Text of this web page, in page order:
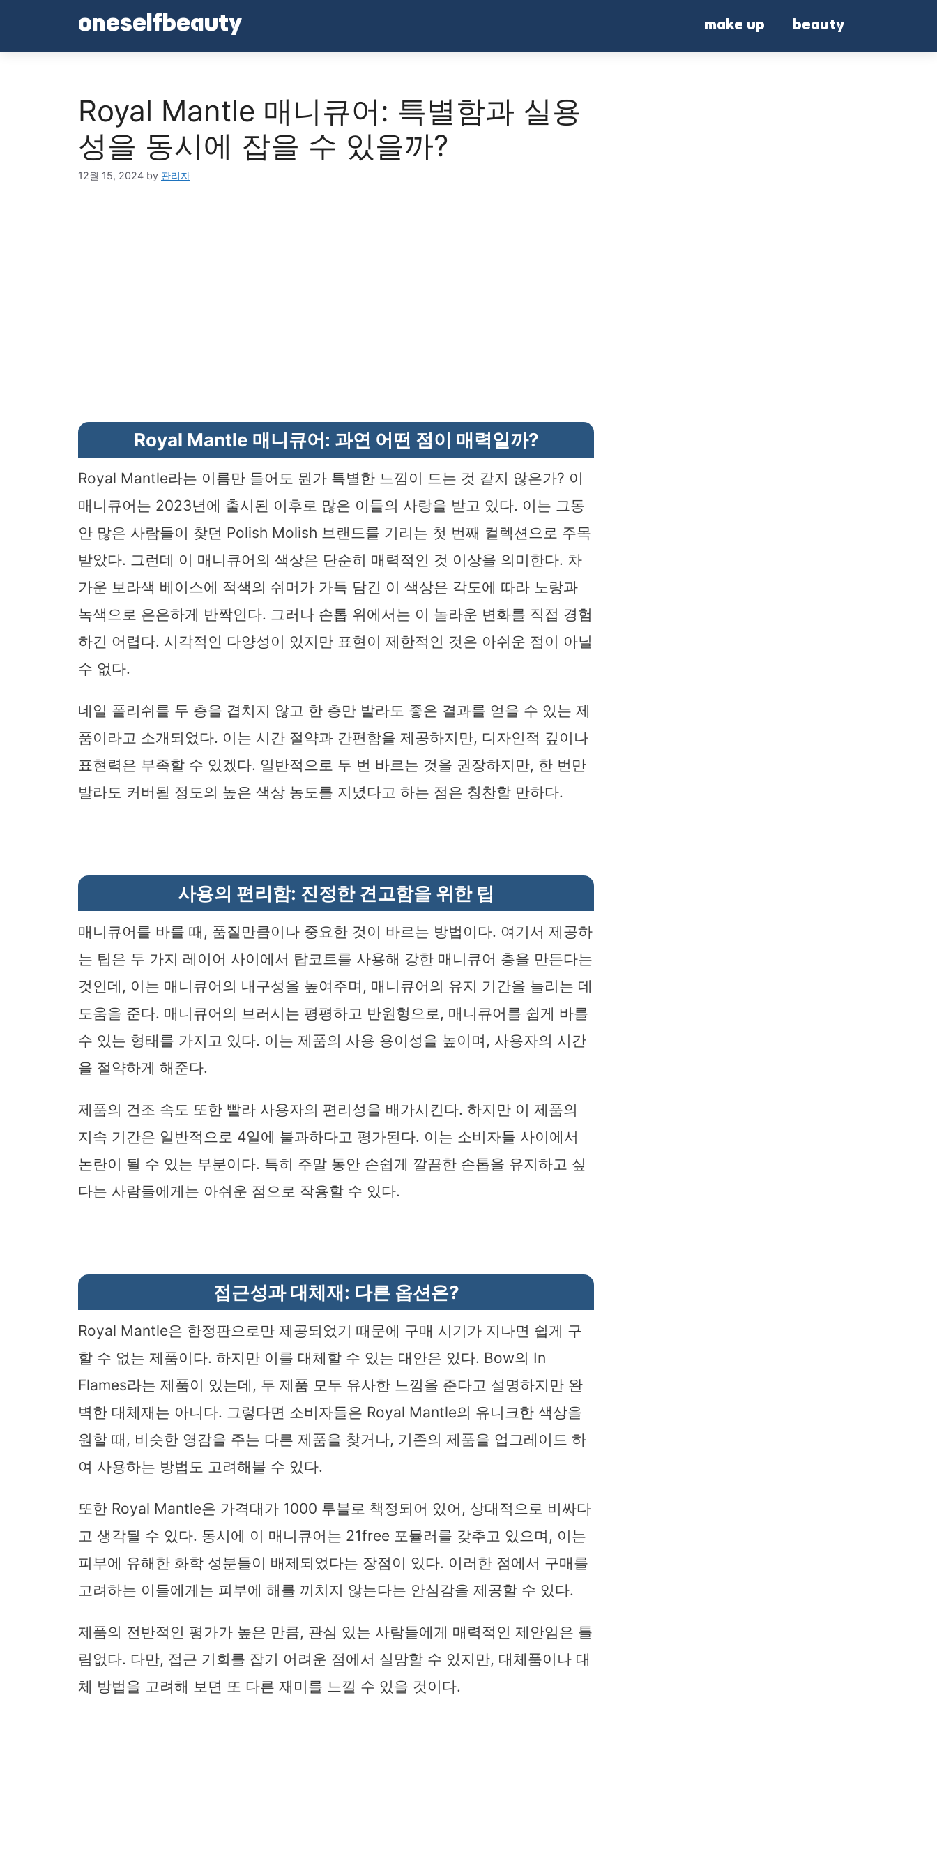
oneselfbeauty make up beauty
Royal Mantle 매니큐어: 특별함과 실용
성을 동시에 잡을 수 있을까?
12월 15, 2024 by 관리자
Royal Mantle 매니큐어: 과연 어떤 점이 매력일까?
Royal Mantle라는 이름만 들어도 뭔가 특별한 느낌이 드는 것 같지 않은가? 이
매니큐어는 2023년에 출시된 이후로 많은 이들의 사랑을 받고 있다. 이는 그동
안 많은 사람들이 찾던 Polish Molish 브랜드를 기리는 첫 번째 컬렉션으로 주목
받았다. 그런데 이 매니큐어의 색상은 단순히 매력적인 것 이상을 의미한다. 차
가운 보라색 베이스에 적색의 쉬머가 가득 담긴 이 색상은 각도에 따라 노랑과
녹색으로 은은하게 반짝인다. 그러나 손톱 위에서는 이 놀라운 변화를 직접 경험
하긴 어렵다. 시각적인 다양성이 있지만 표현이 제한적인 것은 아쉬운 점이 아닐
수 없다.
네일 폴리쉬를 두 층을 겹치지 않고 한 층만 발라도 좋은 결과를 얻을 수 있는 제
품이라고 소개되었다. 이는 시간 절약과 간편함을 제공하지만, 디자인적 깊이나
표현력은 부족할 수 있겠다. 일반적으로 두 번 바르는 것을 권장하지만, 한 번만
발라도 커버될 정도의 높은 색상 농도를 지녔다고 하는 점은 칭찬할 만하다.
사용의 편리함: 진정한 견고함을 위한 팁
매니큐어를 바를 때, 품질만큼이나 중요한 것이 바르는 방법이다. 여기서 제공하
는 팁은 두 가지 레이어 사이에서 탑코트를 사용해 강한 매니큐어 층을 만든다는
것인데, 이는 매니큐어의 내구성을 높여주며, 매니큐어의 유지 기간을 늘리는 데
도움을 준다. 매니큐어의 브러시는 평평하고 반원형으로, 매니큐어를 쉽게 바를
수 있는 형태를 가지고 있다. 이는 제품의 사용 용이성을 높이며, 사용자의 시간
을 절약하게 해준다.
제품의 건조 속도 또한 빨라 사용자의 편리성을 배가시킨다. 하지만 이 제품의
지속 기간은 일반적으로 4일에 불과하다고 평가된다. 이는 소비자들 사이에서
논란이 될 수 있는 부분이다. 특히 주말 동안 손쉽게 깔끔한 손톱을 유지하고 싶
다는 사람들에게는 아쉬운 점으로 작용할 수 있다.
접근성과 대체재: 다른 옵션은?
Royal Mantle은 한정판으로만 제공되었기 때문에 구매 시기가 지나면 쉽게 구
할 수 없는 제품이다. 하지만 이를 대체할 수 있는 대안은 있다. Bow의 In
Flames라는 제품이 있는데, 두 제품 모두 유사한 느낌을 준다고 설명하지만 완
벽한 대체재는 아니다. 그렇다면 소비자들은 Royal Mantle의 유니크한 색상을
원할 때, 비슷한 영감을 주는 다른 제품을 찾거나, 기존의 제품을 업그레이드 하
여 사용하는 방법도 고려해볼 수 있다.
또한 Royal Mantle은 가격대가 1000 루블로 책정되어 있어, 상대적으로 비싸다
고 생각될 수 있다. 동시에 이 매니큐어는 21free 포뮬러를 갖추고 있으며, 이는
피부에 유해한 화학 성분들이 배제되었다는 장점이 있다. 이러한 점에서 구매를
고려하는 이들에게는 피부에 해를 끼치지 않는다는 안심감을 제공할 수 있다.
제품의 전반적인 평가가 높은 만큼, 관심 있는 사람들에게 매력적인 제안임은 틀
림없다. 다만, 접근 기회를 잡기 어려운 점에서 실망할 수 있지만, 대체품이나 대
체 방법을 고려해 보면 또 다른 재미를 느낄 수 있을 것이다.